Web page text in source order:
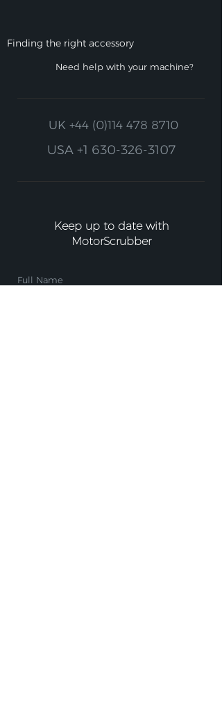
Finding the right accessory
Need help with your machine?
UK +44 (0)114 478 8710
USA +1 630-326-3107
Keep up to date with
MotorScrubber